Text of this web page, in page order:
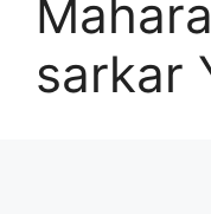
sarkar